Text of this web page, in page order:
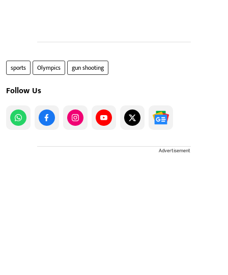
sports Olympics gun shooting
Follow Us
Advertisement